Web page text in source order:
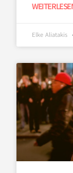
Elke Aliatakis